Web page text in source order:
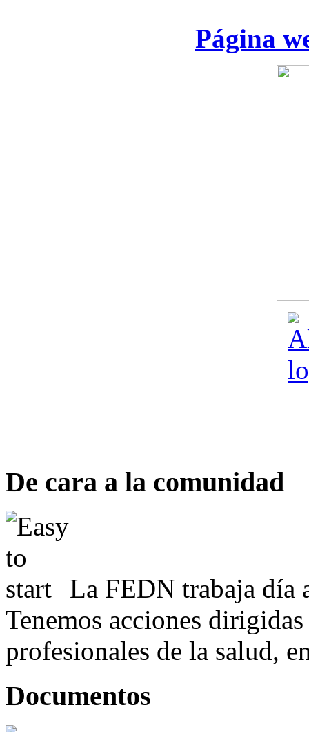
Página
De cara a la comunidad
La FEDN trabaja día
Tenemos acciones
profesionales de la salud,
Documentos